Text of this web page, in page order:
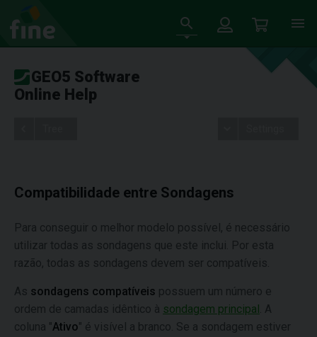
GEO5 Software
Online Help
Compatibilidade entre Sondagens
Para conseguir o melhor modelo possível, é necessário
utilizar todas as sondagens que este inclui. Por esta
razão, todas as sondagens devem ser compatíveis.
As sondagens compatíveis possuem um número e
ordem de camadas idêntico à sondagem principal . A
coluna "Ativo" é visível a branco. Se a sondagem estiver